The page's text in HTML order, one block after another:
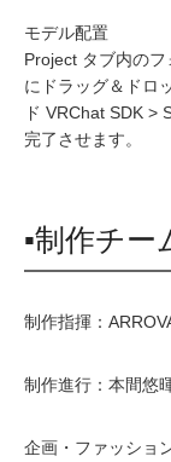
モデル配置
Project タブ内の
にドラッグ＆ドロ
ド VRChat SDK >
完了させます。
▪制作チー
制作指揮：
制作進行：本間悠
企画・ファッショ